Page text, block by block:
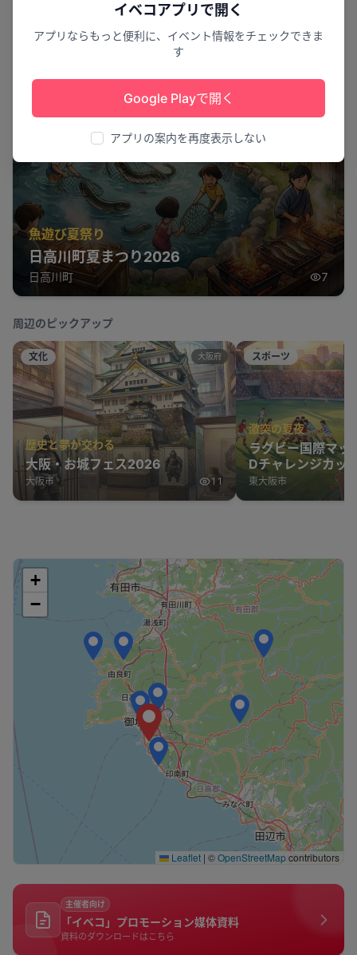
イベコアプリで開く
アプリならもっと便利に、イベント情報をチェックできま
す
Google Playで開く
アプリの案内を再度表示しない
魚遊び夏祭り
日高川町夏まつり2026
日高川町 7
周辺のピックアップ
文化 大阪府
歴史と夢が交わる
大阪・お城フェス2026
大阪市 11
スポーツ
激突の夏夜
ラグビー国際マッ
Dチャレンジカッ
表 vs オーストラ
東大阪市
+
−
Leaflet | ©OpenStreetMapcontributors
主催者向け
「イベコ」プロモーション媒体資料
資料のダウンロードはこちら